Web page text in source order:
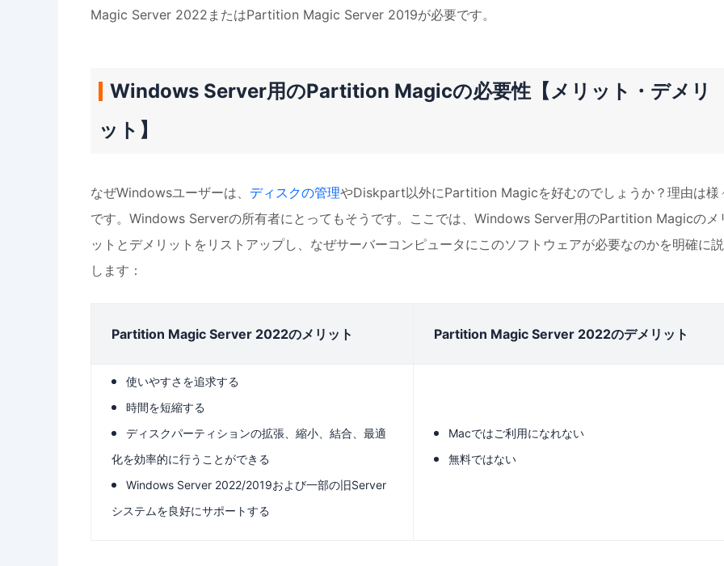
Magic Server 2022またはPartition Magic Server 2019が必要です。
Windows Server用のPartition Magicの必要性【メリット・デメリ
ット】
なぜWindowsユーザーは、 ディスクの管理やDiskpart以外にPartition Magicを好むのでしょうか？理由は様
です。Windows Serverの所有者にとってもそうです。ここでは、Windows Server用のPartition Magicのメ
ットとデメリットをリストアップし、なぜサーバーコンピュータにこのソフトウェアが必要なのかを明確に
します：
Partition Magic Server 2022のメリット Partition Magic Server 2022のデメリット
使いやすさを追求する
時間を短縮する
ディスクパーティションの拡張、縮小、結合、最適
化を効率的に行うことができる
Windows Server 2022/2019および一部の旧Server
システムを良好にサポートする
Macではご利用になれない
無料ではない